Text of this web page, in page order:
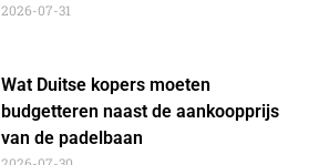
2026-07-31
Wat Duitse kopers moeten
budgetteren naast de aankoopprijs
van de padelbaan